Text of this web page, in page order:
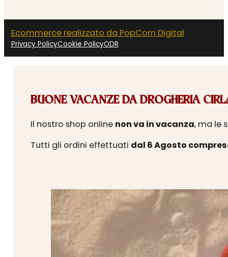
Ecommerce realizzato da PopCorn Digital
Privacy PolicyCookie PolicyODR
BUONE VACANZE DA DROGHERIA
Il nostro shop online non va in vacanza, ma le
Tutti gli ordini effettuati dal 6 Agosto